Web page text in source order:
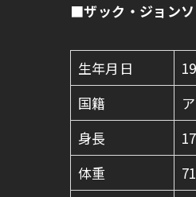
■ザック・ジョン
生年月日
国籍
身長
体重